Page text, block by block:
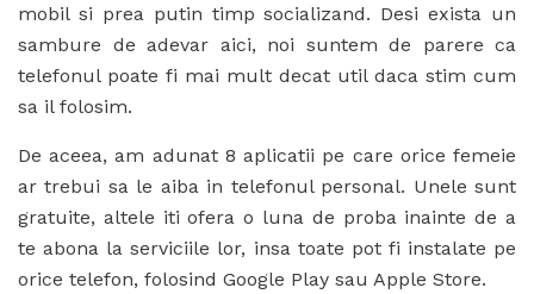
mobil si prea putin timp socializand. Desi exista un
sambure de adevar aici, noi suntem de parere ca
telefonul poate fi mai mult decat util daca stim cum
sa il folosim.
De aceea, am adunat 8 aplicatii pe care orice femeie
ar trebui sa le aiba in telefonul personal. Unele sunt
gratuite, altele iti ofera o luna de proba inainte de a
te abona la serviciile lor, insa toate pot fi instalate pe
orice telefon, folosind Google Play sau Apple Store.